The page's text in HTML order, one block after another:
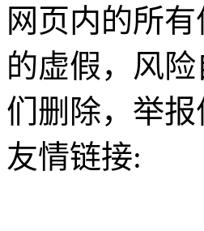
网页内的所
的虚假，风
们删除，举
友情链接: